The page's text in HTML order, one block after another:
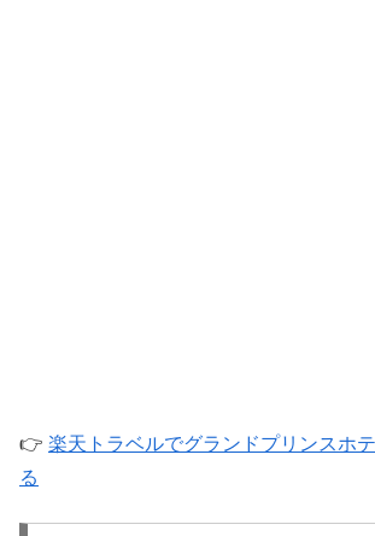
👉 楽天トラベルでグランドプリンスホ
る